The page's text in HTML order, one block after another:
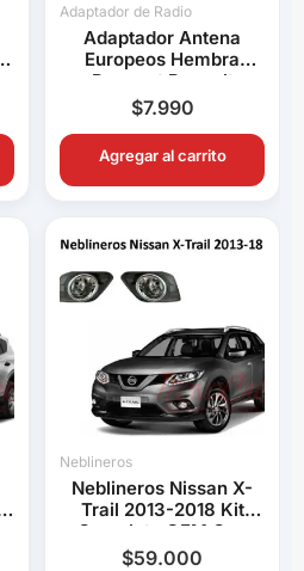
Adaptador de Radio
Adaptador Antena
Europeos Hembra
Peugeot Renault
Volkswagen BMW Audi
Connection
$7.990
Agregar al carrito
Neblineros
Neblineros Nissan X-
Trail 2013-2018 Kit
Completo OEM Con
Switch y Relay
$59.000